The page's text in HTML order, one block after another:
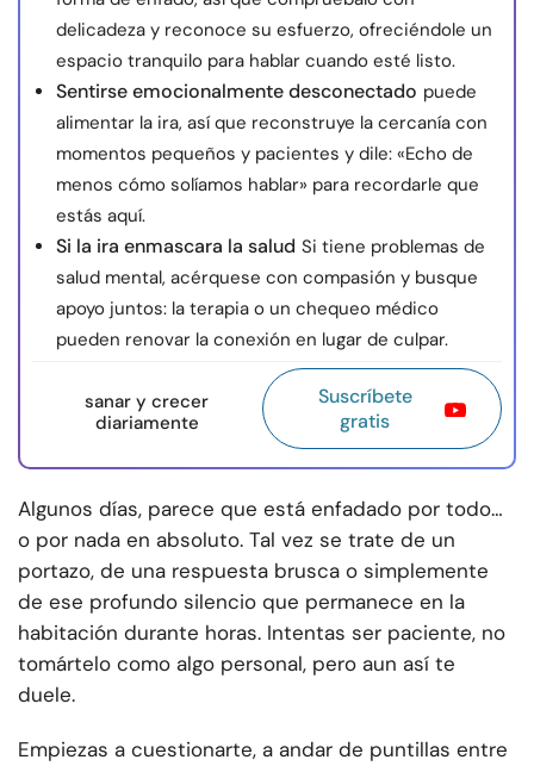
delicadeza y reconoce su esfuerzo, ofreciéndole un
espacio tranquilo para hablar cuando esté listo.
Sentirse emocionalmente desconectado puede
alimentar la ira, así que reconstruye la cercanía con
momentos pequeños y pacientes y dile: «Echo de
menos cómo solíamos hablar» para recordarle que
estás aquí.
Si la ira enmascara la salud Si tiene problemas de
salud mental, acérquese con compasión y busque
apoyo juntos: la terapia o un chequeo médico
pueden renovar la conexión en lugar de culpar.
sanar y crecer
diariamente
Suscríbete
gratis
Algunos días, parece que está enfadado por todo…
o por nada en absoluto. Tal vez se trate de un
portazo, de una respuesta brusca o simplemente
de ese profundo silencio que permanece en la
habitación durante horas. Intentas ser paciente, no
tomártelo como algo personal, pero aun así te
duele.
Empiezas a cuestionarte, a andar de puntillas entre